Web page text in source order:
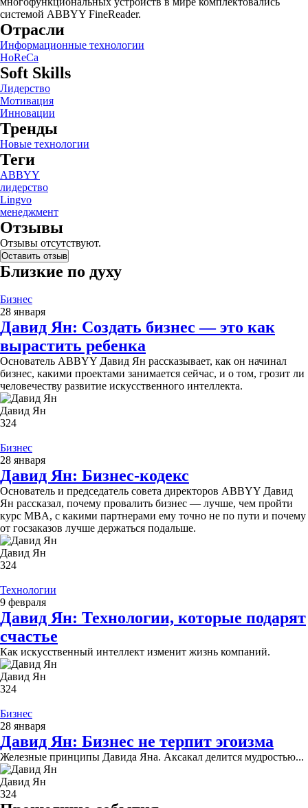
системой ABBYY FineReader.
Отрасли
Информационные технологии
HoReCa
Soft Skills
Лидерство
Мотивация
Инновации
Тренды
Новые технологии
Теги
ABBYY
лидерство
Lingvo
менеджмент
Отзывы
Отзывы отсутствуют.
Оставить отзыв
Близкие по духу
Бизнес
28 января
Давид Ян: Создать бизнес — это как
вырастить ребенка
Основатель ABBYY Давид Ян рассказывает, как он начинал
бизнес, какими проектами занимается сейчас, и о том, грозит ли
человечеству развитие искусственного интеллекта.
Давид Ян
324
Бизнес
28 января
Давид Ян: Бизнес-кодекс
Основатель и председатель совета директоров ABBYY Давид
Ян рассказал, почему провалить бизнес — лучше, чем пройти
курс MBA, с какими партнерами ему точно не по пути и почему
от госзаказов лучше держаться подальше.
Давид Ян
324
Технологии
9 февраля
Давид Ян: Технологии, которые подарят
счастье
Как искусственный интеллект изменит жизнь компаний.
Давид Ян
324
Бизнес
28 января
Давид Ян: Бизнес не терпит эгоизма
Железные принципы Давида Яна. Аксакал делится мудростью...
Давид Ян
324